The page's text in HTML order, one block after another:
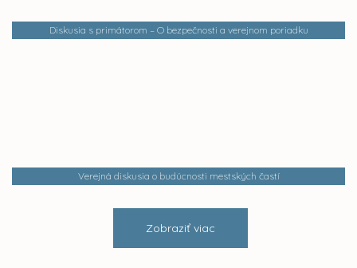
Diskusia s primátorom – O bezpečnosti a verejnom poriadku
Verejná diskusia o budúcnosti mestských častí
Zobraziť viac